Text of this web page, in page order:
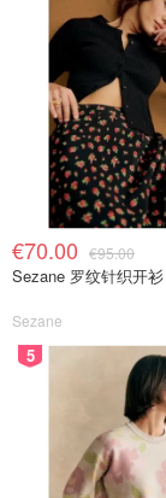
€70.00 €95.00
Sezane 罗纹针织开衫
Sezane
5